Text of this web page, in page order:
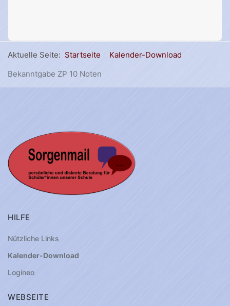
Aktuelle Seite: Startseite
Kalender-Download
Bekanntgabe ZP 10 Noten
HILFE
Nützliche Links
Kalender-Download
Logineo
WEBSEITE